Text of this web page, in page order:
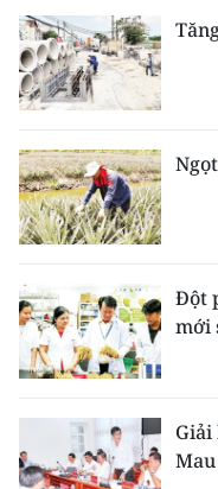
Đột
mới
Giải
Mau